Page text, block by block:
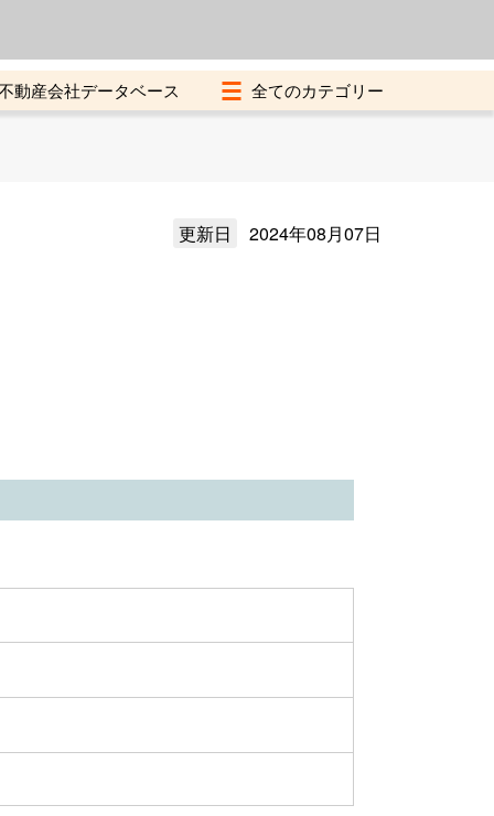
動産会社データベース
更新日 2024年08月07日